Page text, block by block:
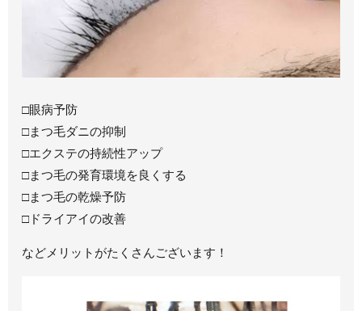
□眼病予防
□まつ毛ダニの抑制
□エクステの持続性アップ
□まつ毛の発育環境を良くする
□まつ毛の乾燥予防
□ドライアイの改善
などメリットがたくさんございます！